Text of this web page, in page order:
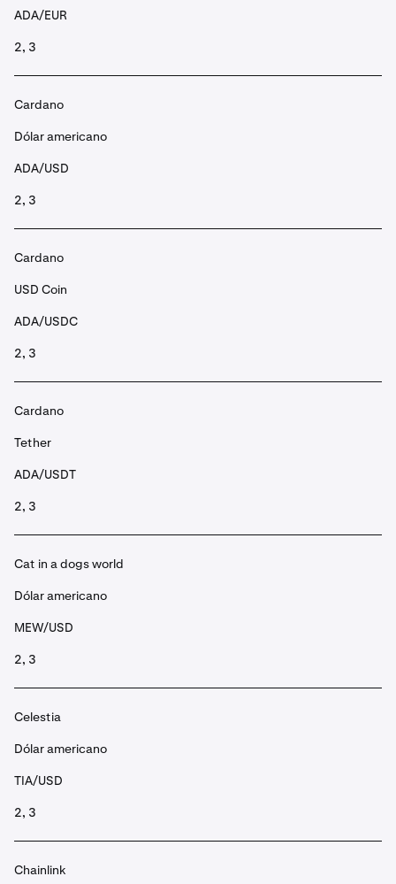
ADA/EUR
2, 3
Cardano
Dólar americano
ADA/USD
2, 3
Cardano
USD Coin
ADA/USDC
2, 3
Cardano
Tether
ADA/USDT
2, 3
Cat in a dogs world
Dólar americano
MEW/USD
2, 3
Celestia
Dólar americano
TIA/USD
2, 3
Chainlink